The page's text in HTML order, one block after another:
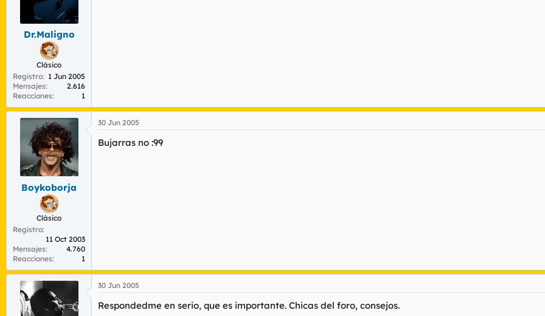
Dr.Maligno
Clásico
Registro
1 Jun 2005
Mensajes
2.616
Reacciones
1
Boykoborja
Clásico
Registro
11 Oct 2003
Mensajes
4.760
Reacciones
1
30 Jun 2005
Bujarras no :99
30 Jun 2005
Respondedme en serio, que es importante. Chicas del foro, consejos.